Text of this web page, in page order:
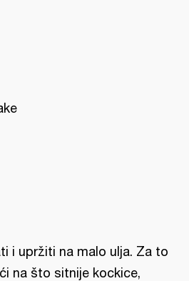
i upržiti na malo ulja. Za to
na što sitnije kockice,